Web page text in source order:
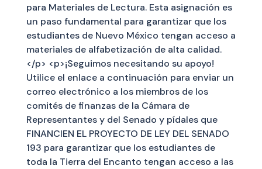
para Materiales de Lectura. Esta asignación es
un paso fundamental para garantizar que los
estudiantes de Nuevo México tengan acceso a
materiales de alfabetización de alta calidad.
</p> <p>¡Seguimos necesitando su apoyo!
Utilice el enlace a continuación para enviar un
correo electrónico a los miembros de los
comités de finanzas de la Cámara de
Representantes y del Senado y pídales que
FINANCIEN EL PROYECTO DE LEY DEL SENADO
193 para garantizar que los estudiantes de
toda la Tierra del Encanto tengan acceso a las